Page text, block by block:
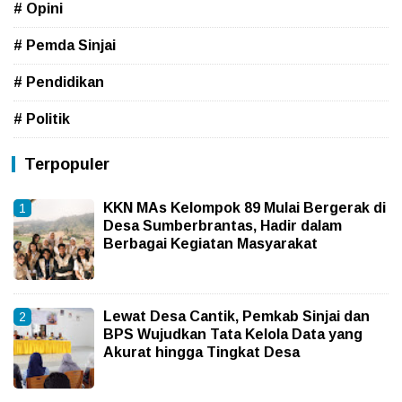
# Opini
# Pemda Sinjai
# Pendidikan
# Politik
Terpopuler
KKN MAs Kelompok 89 Mulai Bergerak di
Desa Sumberbrantas, Hadir dalam
Berbagai Kegiatan Masyarakat
Lewat Desa Cantik, Pemkab Sinjai dan
BPS Wujudkan Tata Kelola Data yang
Akurat hingga Tingkat Desa